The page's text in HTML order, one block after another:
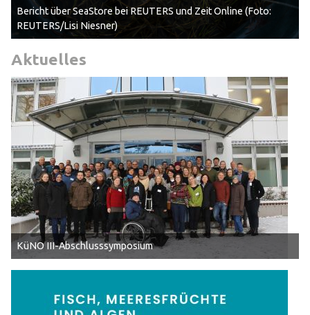
Bericht über SeaStore bei REUTERS und Zeit Online (Foto:
REUTERS/Lisi Niesner)
Aktuelles
KüNO III-Abschlusssymposium